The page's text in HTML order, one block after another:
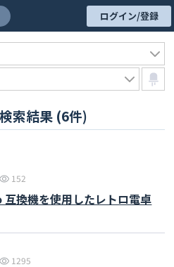
ログイン/登録
索結果 (6件)
152
換機を使用したレトロ電卓
1295